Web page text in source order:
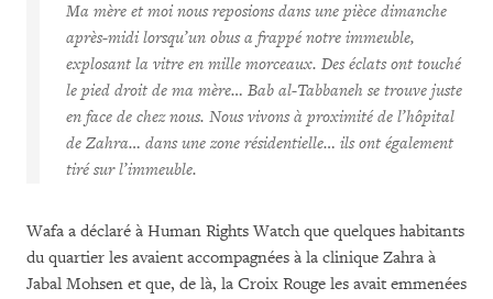
Ma mère et moi nous reposions dans une pièce dimanche
après-midi lorsqu’un obus a frappé notre immeuble,
explosant la vitre en mille morceaux. Des éclats ont touché
le pied droit de ma mère… Bab al-Tabbaneh se trouve juste
en face de chez nous. Nous vivons à proximité de l’hôpital
de Zahra… dans une zone résidentielle… ils ont également
tiré sur l’immeuble.
Wafa a déclaré à Human Rights Watch que quelques habitants
du quartier les avaient accompagnées à la clinique Zahra à
Jabal Mohsen et que, de là, la Croix Rouge les avait emmenées